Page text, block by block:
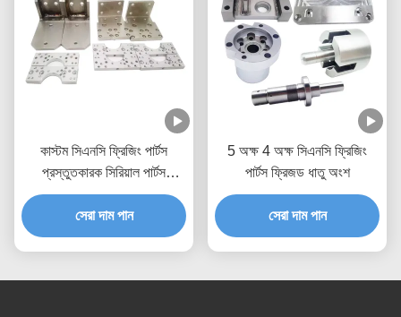
কাস্টম সিএনসি ফ্রিজিং পার্টস
প্রস্তুতকারক সিরিয়াল পার্টস
প্রোটোটাইপ অ্যালুমিনিয়াম
সেরা দাম পান
5 অক্ষ 4 অক্ষ সিএনসি ফ্রিজিং
পার্টস ফ্রিজড ধাতু অংশ
সেরা দাম পান